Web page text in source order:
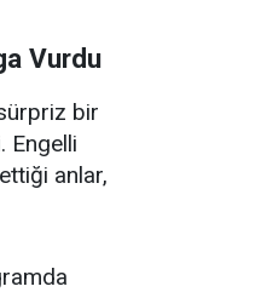
Vurdu
bir
Engelli
anlar,